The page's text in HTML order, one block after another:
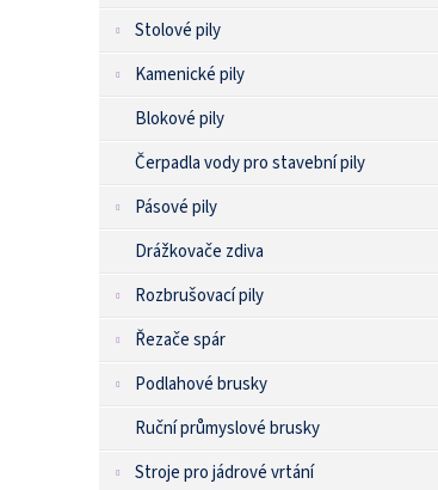
Stolové pily
Kamenické pily
Blokové pily
Čerpadla vody pro stavební pily
Pásové pily
Drážkovače zdiva
Rozbrušovací pily
Řezače spár
Podlahové brusky
Ruční průmyslové brusky
Stroje pro jádrové vrtání